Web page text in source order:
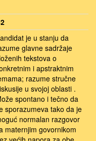
je u stanju da
glavne sadržaje
tekstova o
i apstraktnim
razume stručne
u svojoj oblasti .
spontano i tečno da
sporazumeva tako da je
normalan razgovor
maternjim govornikom